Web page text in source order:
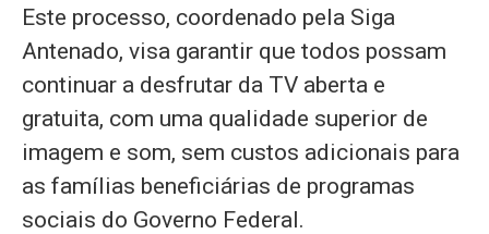
Este processo, coordenado pela Siga
Antenado, visa garantir que todos possam
continuar a desfrutar da TV aberta e
gratuita, com uma qualidade superior de
imagem e som, sem custos adicionais para
as famílias beneficiárias de programas
sociais do Governo Federal.